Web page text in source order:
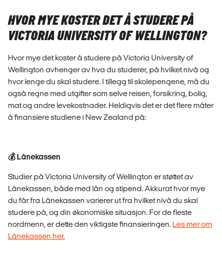
HVOR MYE KOSTER DET Å STUDERE PÅ
VICTORIA UNIVERSITY OF WELLINGTON?
Hvor mye det koster å studere på Victoria University of
Wellington avhenger av hva du studerer, på hvilket nivå og
hvor lenge du skal studere. I tillegg til skolepengene, må du
også regne med utgifter som selve reisen, forsikring, bolig,
mat og andre levekostnader. Heldigvis det er det flere måter
å finansiere studiene i New Zealand på:
💰 Lånekassen
Studier på Victoria University of Wellington er støttet av
Lånekassen, både med lån og stipend. Akkurat hvor mye
du får fra Lånekassen varierer ut fra hvilket nivå du skal
studere på, og din økonomiske situasjon. For de fleste
nordmenn, er dette den viktigste finansieringen. Les mer om
Lånekassen her.